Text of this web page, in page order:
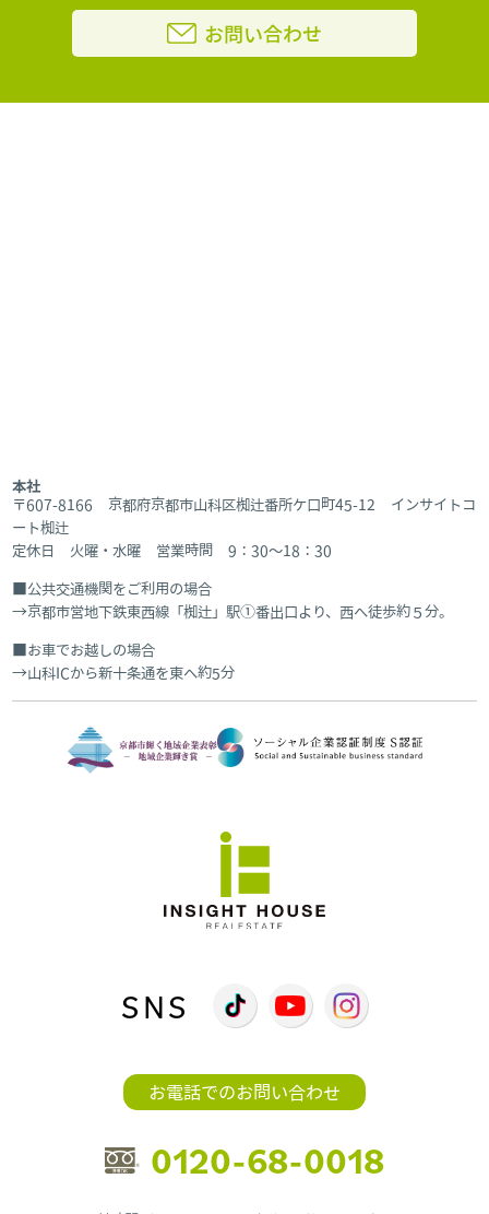
お問い合わせ
本社
〒607-8166 京都府京都市山科区椥辻番所ケ口町45-12 インサイトコ
ート椥辻
定休日 火曜・水曜 営業時間 9：30～18：30
公共交通機関をご利用の場合
京都市営地下鉄東西線「椥辻」駅①番出口より、西へ徒歩約５分。
お車でお越しの場合
山科ICから新十条通を東へ約5分
SNS
お電話でのお問い合わせ
0120-68-0018